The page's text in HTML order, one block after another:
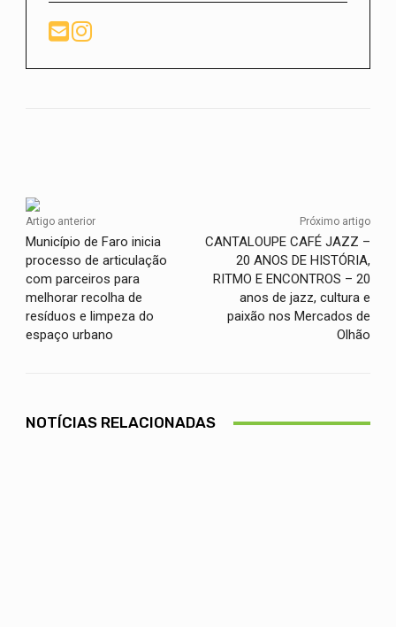
Artigo anterior
Município de Faro inicia
processo de articulação
com parceiros para
melhorar recolha de
resíduos e limpeza do
espaço urbano
Próximo artigo
CANTALOUPE CAFÉ JAZZ –
20 ANOS DE HISTÓRIA,
RITMO E ENCONTROS – 20
anos de jazz, cultura e
paixão nos Mercados de
Olhão
NOTÍCIAS RELACIONADAS